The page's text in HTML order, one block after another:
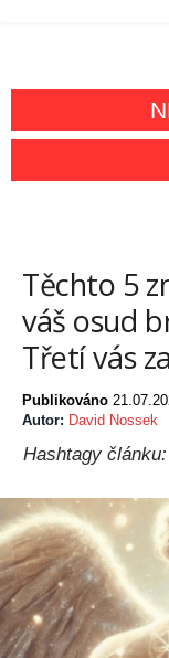
Těchto 5
váš osud
Třetí vás
Publikováno
Autor: David Nossek
Hashtagy článku: